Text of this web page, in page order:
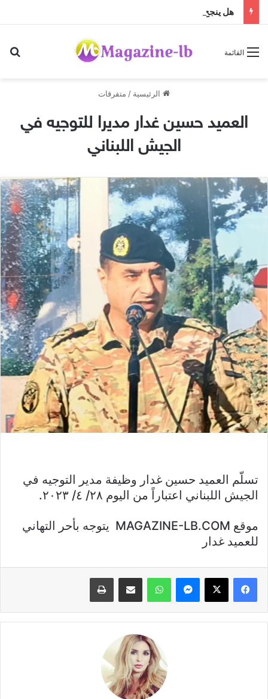
القائمة
الرئيسية / متفرقات
العميد حسين غدار مديرا للتوجيه في
الجيش اللبناني
تسلّم العميد حسين غدار وظيفة مدير التوجيه في
الجيش اللبناني اعتباراً من اليوم ٢٨/ ٤/ ٢٠٢٣.
موقع MAGAZINE-LB.COM يتوجه بأحر التهاني
للعميد غدار
فيسبوك X ماسنجر واتساب مشاركة عبر البريد طباعة